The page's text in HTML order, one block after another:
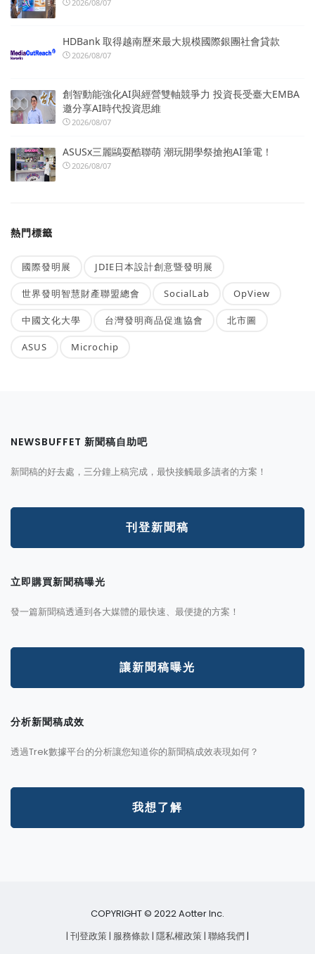
2026/08/07
HDBank 取得越南歷來最大規模國際銀團社會貸款
2026/08/07
創智動能強化AI與經營雙軸競爭力 投資長受臺大EMBA
邀分享AI時代投資思維
2026/08/07
ASUSx三麗鷗耍酷聯萌 潮玩開學祭搶抱AI筆電！
2026/08/07
熱門標籤
國際發明展 JDIE日本設計創意暨發明展
世界發明智慧財產聯盟總會 SocialLab OpView
中國文化大學 台灣發明商品促進協會 北市圖
ASUS Microchip
NEWSBUFFET 新聞稿自助吧
新聞稿的好去處，三分鐘上稿完成，最快接觸最多讀者的方案！
刊登新聞稿
立即購買新聞稿曝光
發一篇新聞稿透通到各大媒體的最快速、最便捷的方案！
讓新聞稿曝光
分析新聞稿成效
透過Trek數據平台的分析讓您知道你的新聞稿成效表現如何？
我想了解
COPYRIGHT © 2022 Aotter Inc.
| 刊登政策| 服務條款| 隱私權政策| 聯絡我們 |